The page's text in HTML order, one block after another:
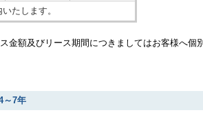
たします。
額及びリース期間につきましてはお客様へ個
～7年